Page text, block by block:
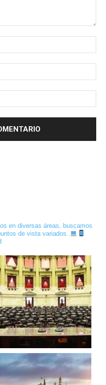
en diversas áreas, buscamos
de vista variados.